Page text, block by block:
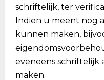
schriftelijk, ter
Indien u meent nog
kunnen maken,
eveneens schriftelijk
maken.